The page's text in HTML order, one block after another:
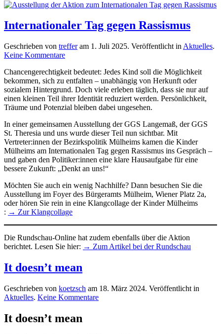
Internationaler Tag gegen Rassismus
Geschrieben von trefferam 1. Juli 2025. Veröffentlicht in Aktuelles.
Keine Kommentarezu
Tag
gegen
Rassismus
Chancengerechtigkeit bedeutet: Jedes Kind soll die Möglichkeit
bekommen, sich zu entfalten – unabhängig von Herkunft oder
sozialem Hintergrund. Doch viele erleben täglich, dass sie nur auf
einen kleinen Teil ihrer Identität reduziert werden. Persönlichkeit,
Träume und Potenzial bleiben dabei ungesehen.
In einer gemeinsamen Ausstellung der GGS Langemaß, der GGS
St. Theresia und uns wurde dieser Teil nun sichtbar. Mit
Vertreter:innen der Bezirkspolitik Mülheims kamen die Kinder
Mülheims am Internationalen Tag gegen Rassismus ins Gespräch –
und gaben den Politiker:innen eine klare Hausaufgabe für eine
bessere Zukunft: „Denkt an uns!“
Möchten Sie auch ein wenig Nachhilfe? Dann besuchen Sie die
Ausstellung im Foyer des Bürgeramts Mülheim, Wiener Platz 2a,
oder hören Sie rein in eine Klangcollage der Kinder Mülheims
: → Zur Klangcollage
Die Rundschau-Online hat zudem ebenfalls über die Aktion
berichtet. Lesen Sie hier: → Zum Artikel bei der Rundschau
It doesn’t mean
Geschrieben von koetzsch am 18. März 2024. Veröffentlicht in
Aktuelles. Keine Kommentarezu
It doesn’t mean